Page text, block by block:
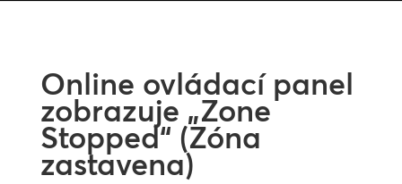
Online ovládací panel
zobrazuje „Zone
Stopped“ (Zóna
zastavena)